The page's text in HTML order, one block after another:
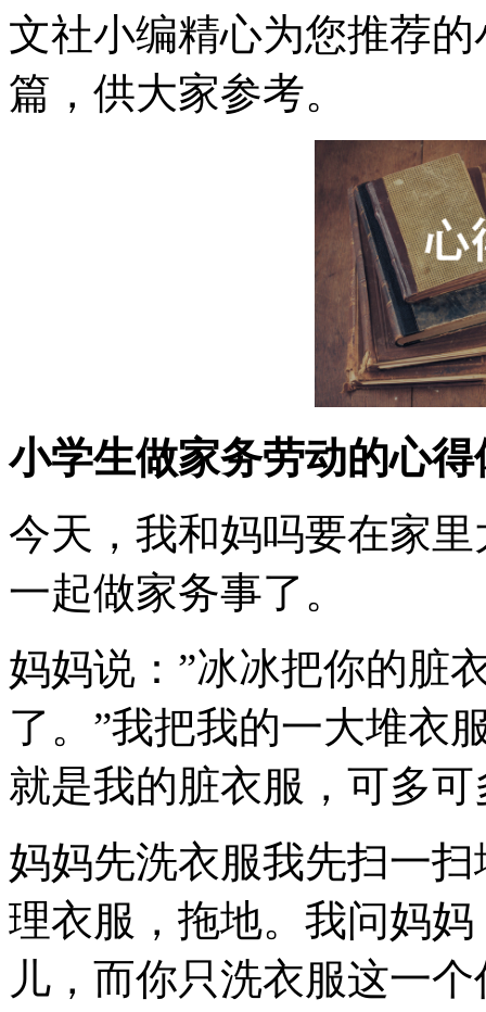
文社小编精心为您推荐
篇，供大家参考。
小学生做家务劳动的心得
今天，我和妈吗要在家
一起做家务事了。
妈妈说：”冰冰把你的脏
了。”我把我的一大堆衣
就是我的脏衣服，可多可
妈妈先洗衣服我先扫一
理衣服，拖地。我问妈
儿，而你只洗衣服这一